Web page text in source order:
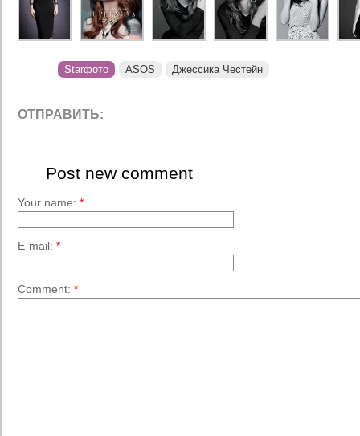
Starфото ASOS Джессика Честейн
ОТПРАВИТЬ:
Post new comment
Your name: *
E-mail: *
Comment: *